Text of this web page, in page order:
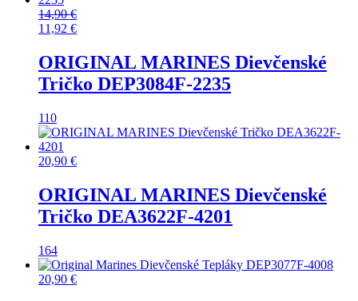
14,90€
11,92 €
ORIGINAL MARINES Dievčenské
Tričko DEP3084F-2235
110
20,90 €
ORIGINAL MARINES Dievčenské
Tričko DEA3622F-4201
164
20,90 €